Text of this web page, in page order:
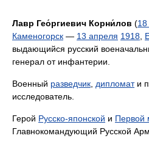
Лавр Гео́ргиевич Корни́лов (18
Каменогорск — 13 апреля 1918
выдающийся русский
генерал от инфантерии.
Военный разведчик дипломати
исследователь.
Герой Русско-японской и Первой
Главнокомандующий Русской